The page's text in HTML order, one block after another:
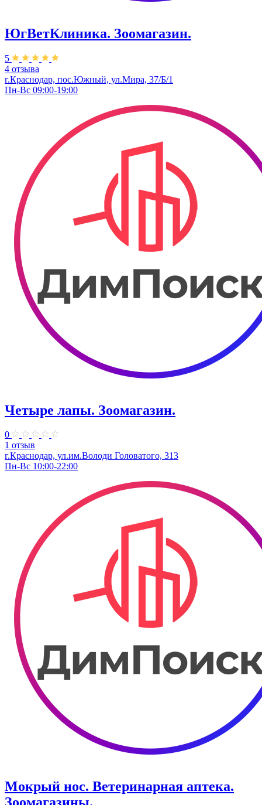
ЮгВетКлиника. Зоомагазин.
5
4 отзыва
г.Краснодар, пос.Южный, ул.Мира, 37/Б/1
Пн-Вс 09:00-19:00
Четыре лапы. Зоомагазин.
0
1 отзыв
г.Краснодар, ул.им.Володи Головатого, 313
Пн-Вс 10:00-22:00
Мокрый нос. Ветеринарная аптека.